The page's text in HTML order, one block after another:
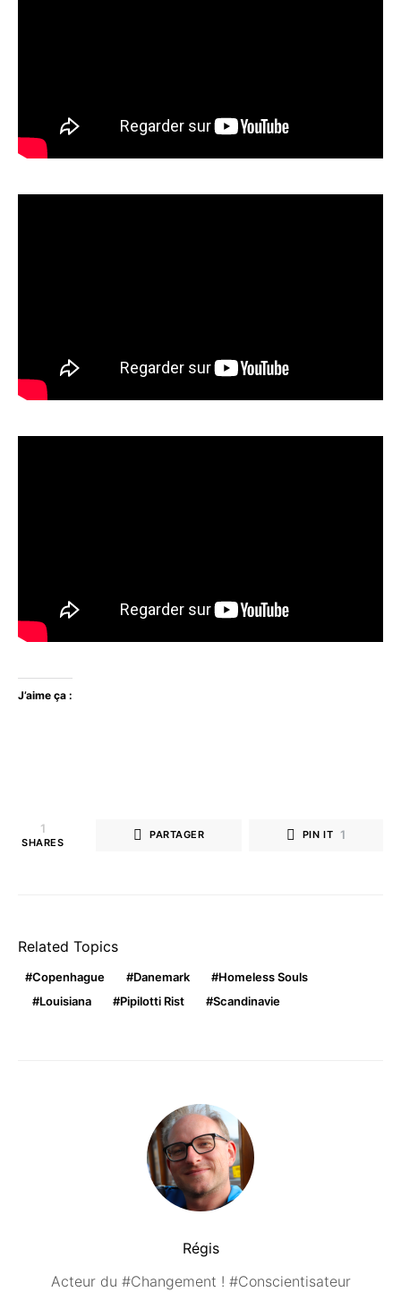
J’aime ça :
1
SHARES
PARTAGER PIN IT 1
Related Topics
Copenhague Danemark
Homeless Souls
Louisiana
Pipilotti Rist Scandinavie
Régis
Acteur du #Changement ! #Conscientisateur